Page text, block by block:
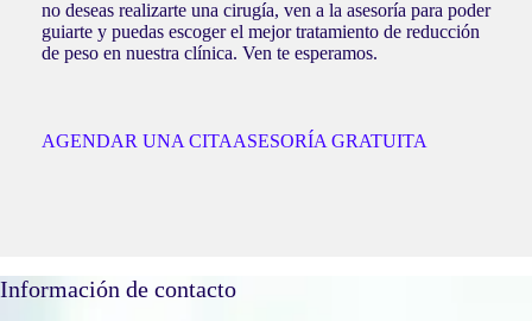
no deseas realizarte una cirugía, ven a la asesoría para poder
guiarte y puedas escoger el mejor tratamiento de reducción
de peso en nuestra clínica. Ven te esperamos.
AGENDAR UNA CITAASESORÍA GRATUITA
Información de contacto